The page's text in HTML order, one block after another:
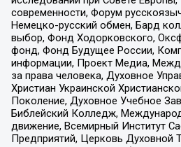
современности, Форум
Немецко-русский обмен, Бард
выбор, Фонд Ходорковского,
фонд, Фонд Будущее России,
информации, Проект Медиа,
за права человека, Духовное
Христиан Украинской
Поколение, Духовное Учебное
Библейский Колледж,
движение, Всемирный Институт
Предприятий, Церковь Духовной